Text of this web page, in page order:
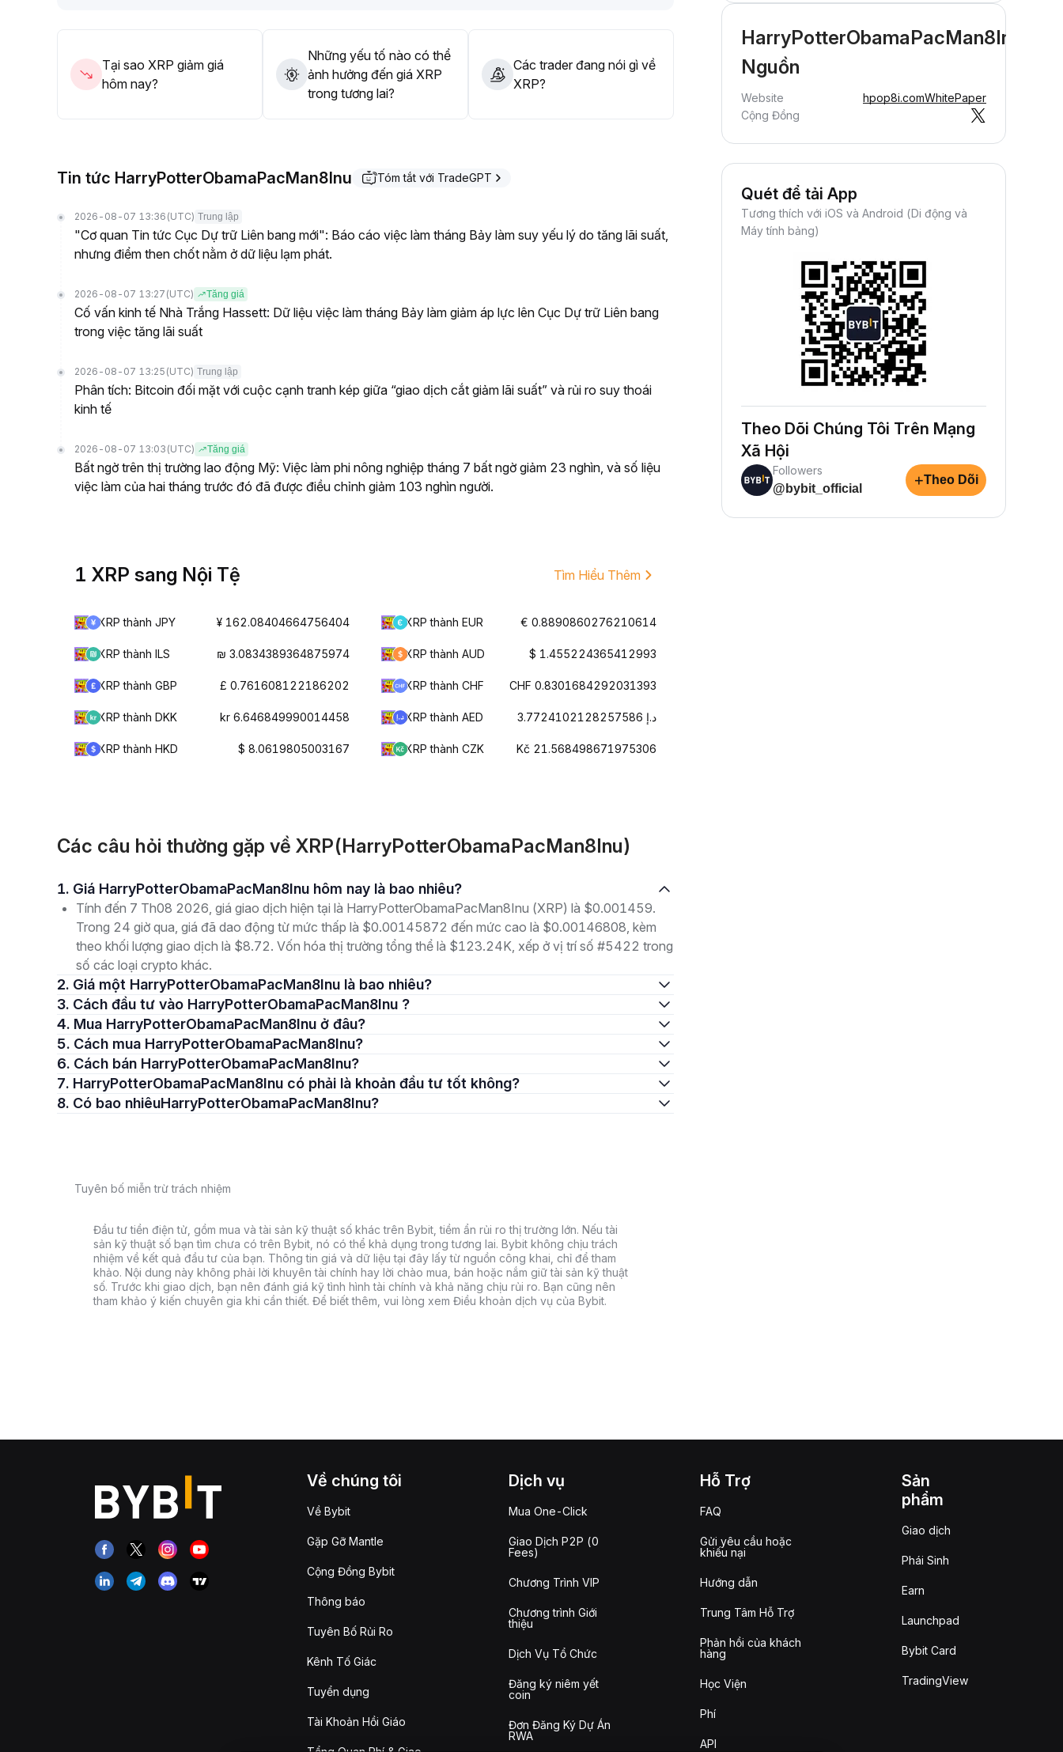
Tại sao XRP giảm giá
hôm nay?
Những yếu tố nào có thể
ảnh hưởng đến giá XRP
trong tương lai?
Các trader đang nói gì về
XRP?
Tin tức HarryPotterObamaPacMan8Inu Tóm tắt với TradeGPT
2026-08-07 13:36 (UTC) Trung lập
"Cơ quan Tin tức Cục Dự trữ Liên bang mới": Báo cáo việc làm tháng Bảy làm suy yếu lý do tăng lãi suất,
nhưng điểm then chốt nằm ở dữ liệu lạm phát.
2026-08-07 13:27 (UTC) Tăng giá
Cố vấn kinh tế Nhà Trắng Hassett: Dữ liệu việc làm tháng Bảy làm giảm áp lực lên Cục Dự trữ Liên bang
trong việc tăng lãi suất
2026-08-07 13:25 (UTC) Trung lập
Phân tích: Bitcoin đối mặt với cuộc cạnh tranh kép giữa “giao dịch cắt giảm lãi suất” và rủi ro suy thoái
kinh tế
2026-08-07 13:03 (UTC) Tăng giá
Bất ngờ trên thị trường lao động Mỹ: Việc làm phi nông nghiệp tháng 7 bất ngờ giảm 23 nghìn, và số liệu
việc làm của hai tháng trước đó đã được điều chỉnh giảm 103 nghìn người.
1 XRP sang Nội Tệ Tìm Hiểu Thêm
XRP thành JPY ¥ 162.08404664756404 XRP thành EUR € 0.8890860276210614
XRP thành ILS ₪ 3.0834389364875974 XRP thành AUD $ 1.455224365412993
XRP thành GBP £ 0.761608122186202 XRP thành CHF CHF 0.8301684292031393
XRP thành DKK kr 6.646849990014458 XRP thành AED د.إ 3.7724102128257586
XRP thành HKD $ 8.0619805003167 XRP thành CZK Kč 21.568498671975306
Các câu hỏi thường gặp về XRP(HarryPotterObamaPacMan8Inu)
1. Giá HarryPotterObamaPacMan8Inu hôm nay là bao nhiêu?
Tính đến 7 Th08 2026, giá giao dịch hiện tại là HarryPotterObamaPacMan8Inu (XRP) là $0.001459.
Trong 24 giờ qua, giá đã dao động từ mức thấp là $0.00145872 đến mức cao là $0.00146808, kèm
theo khối lượng giao dịch là $8.72. Vốn hóa thị trường tổng thể là $123.24K, xếp ở vị trí số #5422 trong
số các loại crypto khác.
2. Giá một HarryPotterObamaPacMan8Inu là bao nhiêu?
3. Cách đầu tư vào HarryPotterObamaPacMan8Inu ?
4. Mua HarryPotterObamaPacMan8Inu ở đâu?
5. Cách mua HarryPotterObamaPacMan8Inu?
6. Cách bán HarryPotterObamaPacMan8Inu?
7. HarryPotterObamaPacMan8Inu có phải là khoản đầu tư tốt không?
8. Có bao nhiêuHarryPotterObamaPacMan8Inu?
Tuyên bố miễn trừ trách nhiệm
Đầu tư tiền điện tử, gồm mua và tài sản kỹ thuật số khác trên Bybit, tiềm ẩn rủi ro thị trường lớn. Nếu tài
sản kỹ thuật số bạn tìm chưa có trên Bybit, nó có thể khả dụng trong tương lai. Bybit không chịu trách
nhiệm về kết quả đầu tư của bạn. Thông tin giá và dữ liệu tại đây lấy từ nguồn công khai, chỉ để tham
khảo. Nội dung này không phải lời khuyên tài chính hay lời chào mua, bán hoặc nắm giữ tài sản kỹ thuật
số. Trước khi giao dịch, bạn nên đánh giá kỹ tình hình tài chính và khả năng chịu rủi ro. Bạn cũng nên
tham khảo ý kiến chuyên gia khi cần thiết. Để biết thêm, vui lòng xem Điều khoản dịch vụ của Bybit.
HarryPotterObamaPacMan8Inu
Nguồn
Website hpop8i.comWhitePaper
Cộng Đồng
Quét để tải App
Tương thích với iOS và Android (Di động và
Máy tính bảng)
Theo Dõi Chúng Tôi Trên Mạng
Xã Hội
Followers
@bybit_official
+Theo Dõi
Về chúng tôi
Về Bybit
Gặp Gỡ Mantle
Cộng Đồng Bybit
Thông báo
Tuyên Bố Rủi Ro
Kênh Tố Giác
Tuyển dụng
Tài Khoản Hồi Giáo
Dịch vụ
Mua One-Click
Giao Dịch P2P (0
Fees)
Chương Trình VIP
Chương trình Giới
thiệu
Dịch Vụ Tổ Chức
Đăng ký niêm yết
coin
Đơn Đăng Ký Dự Án
RWA
Hỗ Trợ
FAQ
Gửi yêu cầu hoặc
khiếu nại
Hướng dẫn
Trung Tâm Hỗ Trợ
Phản hồi của khách
hàng
Học Viện
Phí
API
Sản
phẩm
Giao dịch
Phái Sinh
Earn
Launchpad
Bybit Card
TradingView